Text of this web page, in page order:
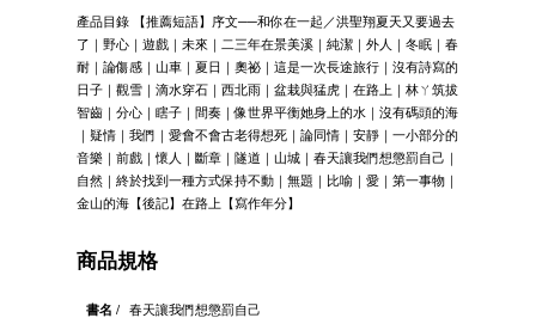
產品目錄 【推薦短語】序文──和你在一起／洪聖翔夏天又要過去
了｜野心｜遊戲｜未來｜二三年在景美溪｜純潔｜外人｜冬眠｜春
耐｜論傷感｜山車｜夏日｜奧祕｜這是一次長途旅行｜沒有詩寫的
日子｜觀雪｜滴水穿石｜西北雨｜盆栽與猛虎｜在路上｜林ㄚ筑拔
智齒｜分心｜瞎子｜間奏｜像世界平衡她身上的水｜沒有碼頭的海
｜疑情｜我們｜愛會不會古老得想死｜論同情｜安靜｜一小部分的
音樂｜前戲｜懷人｜斷章｜隧道｜山城｜春天讓我們想懲罰自己｜
自然｜終於找到一種方式保持不動｜無題｜比喻｜愛｜第一事物｜
金山的海【後記】在路上【寫作年分】
商品規格
書名 /
春天讓我們想懲罰自己